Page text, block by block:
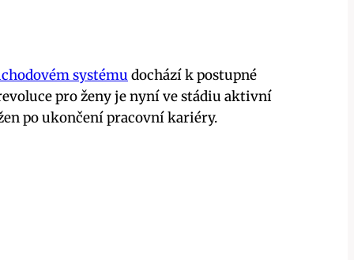
systému dochází k postupné
pro ženy je nyní ve stádiu aktivní
po ukončení pracovní kariéry.